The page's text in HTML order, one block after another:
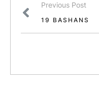
Previous Post
19 BASHANS